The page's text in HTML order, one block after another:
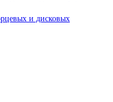
и дисковых